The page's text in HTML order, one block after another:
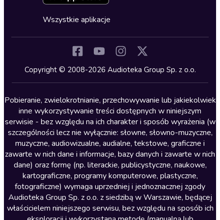
Kryminały
Lektury szkolne
Literatura anglojęzyczna
Literatura faktu
Literatura obyczajowa
Literatura piękna obca
Literatura piękna polska
Nagrania relaksacyjne
Nauka języków
Nauki humanistyczne
Cykle audiobooków
Wszystkie aplikacje
Copyright © 2008-2026 Audioteka Group Sp. z o.o.
Pobieranie, zwielokrotnianie, przechowywanie lub jakiekolwiek
inne wykorzystywanie treści dostępnych w niniejszym
serwisie - bez względu na ich charakter i sposób wyrażenia (w
szczególności lecz nie wyłącznie: słowne, słowno-muzyczne,
muzyczne, audiowizualne, audialne, tekstowe, graficzne i
zawarte w nich dane i informacje, bazy danych i zawarte w nich
dane) oraz formę (np. literackie, publicystyczne, naukowe,
kartograficzne, programy komputerowe, plastyczne,
fotograficzne) wymaga uprzedniej i jednoznacznej zgody
Audioteka Group Sp. z o.o. z siedzibą w Warszawie, będącej
właścicielem niniejszego serwisu, bez względu na sposób ich